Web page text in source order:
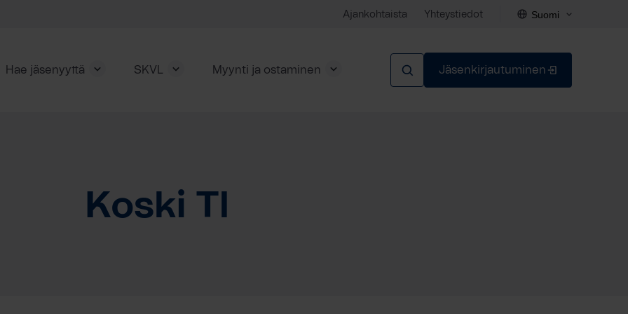
Ajankohtaista Yhteystiedot Suomi
Hae jäsenyyttä SKVL Myynti ja ostaminen Jäsenkirjautuminen
Koski Tl